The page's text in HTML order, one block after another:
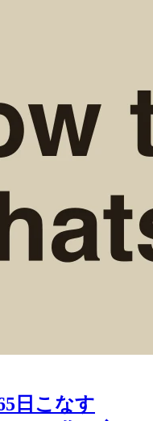
日こなす